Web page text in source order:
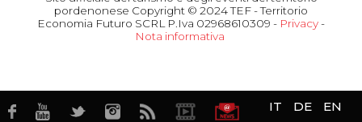
Primavera
Attrazioni
Gusto
pordenonese Copyright © 2024 TEF - Territorio
Economia Futuro SCRL P.Iva 02968610309 - Privacy -
Nota informativa
IT DE EN